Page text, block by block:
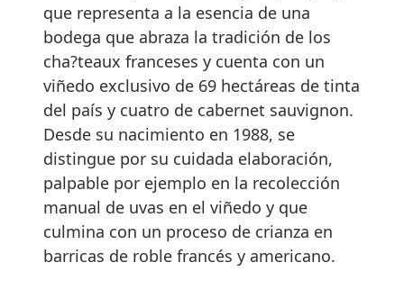
que representa a la esencia de una
bodega que abraza la tradición de los
cha?teaux franceses y cuenta con un
viñedo exclusivo de 69 hectáreas de tinta
del país y cuatro de cabernet sauvignon.
Desde su nacimiento en 1988, se
distingue por su cuidada elaboración,
palpable por ejemplo en la recolección
manual de uvas en el viñedo y que
culmina con un proceso de crianza en
barricas de roble francés y americano.